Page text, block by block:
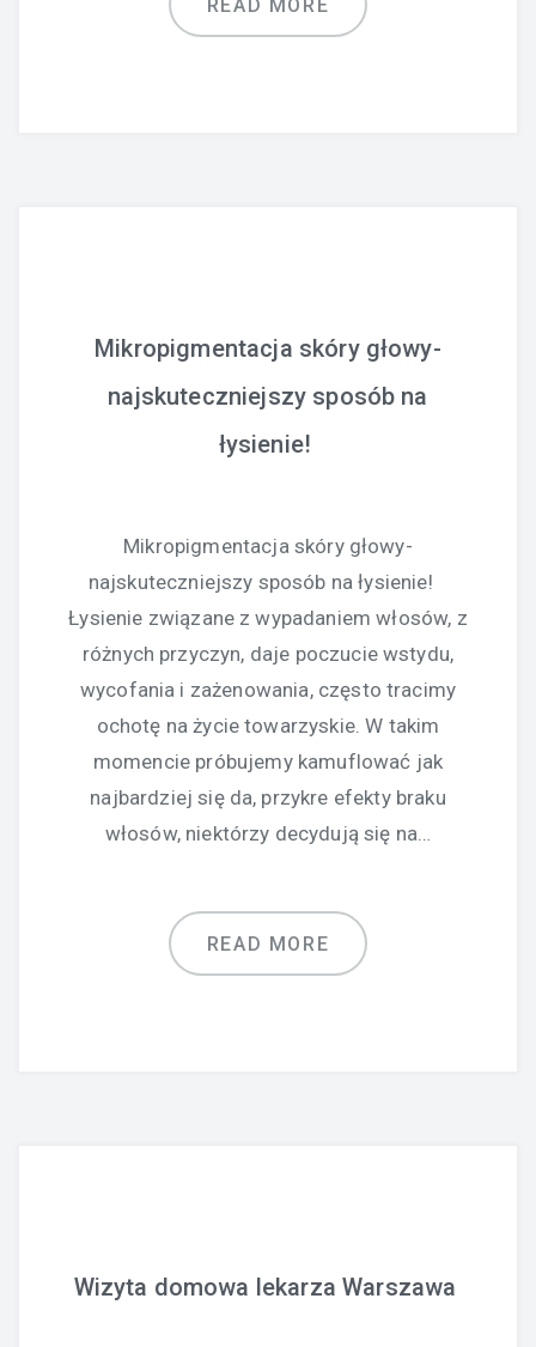
READ MORE
Mikropigmentacja skóry głowy-
najskuteczniejszy sposób na
łysienie!
Mikropigmentacja skóry głowy-
najskuteczniejszy sposób na łysienie!
Łysienie związane z wypadaniem włosów, z
różnych przyczyn, daje poczucie wstydu,
wycofania i zażenowania, często tracimy
ochotę na życie towarzyskie. W takim
momencie próbujemy kamuflować jak
najbardziej się da, przykre efekty braku
włosów, niektórzy decydują się na…
READ MORE
Wizyta domowa lekarza Warszawa